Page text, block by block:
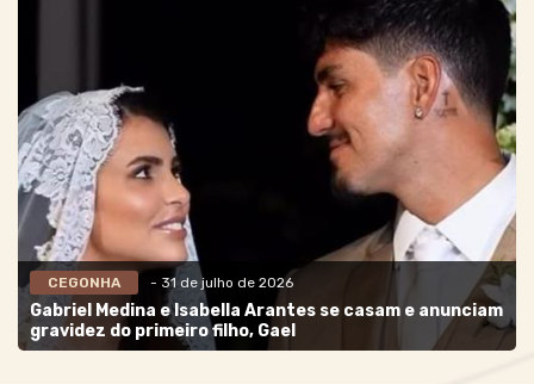
CEGONHA - 31 de julho de 2026
Gabriel Medina e Isabella Arantes se casam e anunciam
gravidez do primeiro filho, Gael